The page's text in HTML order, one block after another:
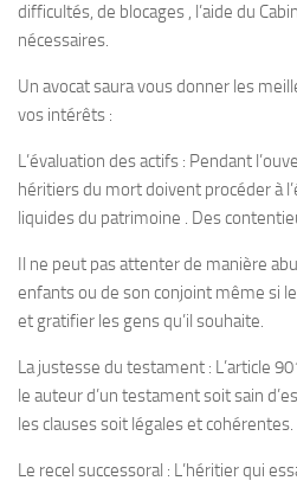
difficultés, de blocages , l’aide du
nécessaires.
Un avocat saura vous donner les
vos intérêts :
L’évaluation des actifs : Pendant
héritiers du mort doivent procéder à
liquides du patrimoine . Des
Il ne peut pas attenter de manière
enfants ou de son conjoint même si
et gratifier les gens qu’il souhaite.
La justesse du testament : L’article
le auteur d’un testament soit sain
les clauses soit légales et cohérentes.
Le recel successoral : L’héritier qui